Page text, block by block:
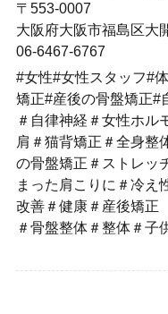
〒553-0007
大阪府大阪市福島区大
06-6467-6767
#女性#女性スタッフ#
矯正#産後の骨盤矯正#
＃自律神経＃女性ホル
肩＃猫背矯正＃全身整
の骨盤矯正＃ストレッ
まった肩こりに＃冷え
改善＃健康＃産後矯正
＃骨盤整体＃整体＃子